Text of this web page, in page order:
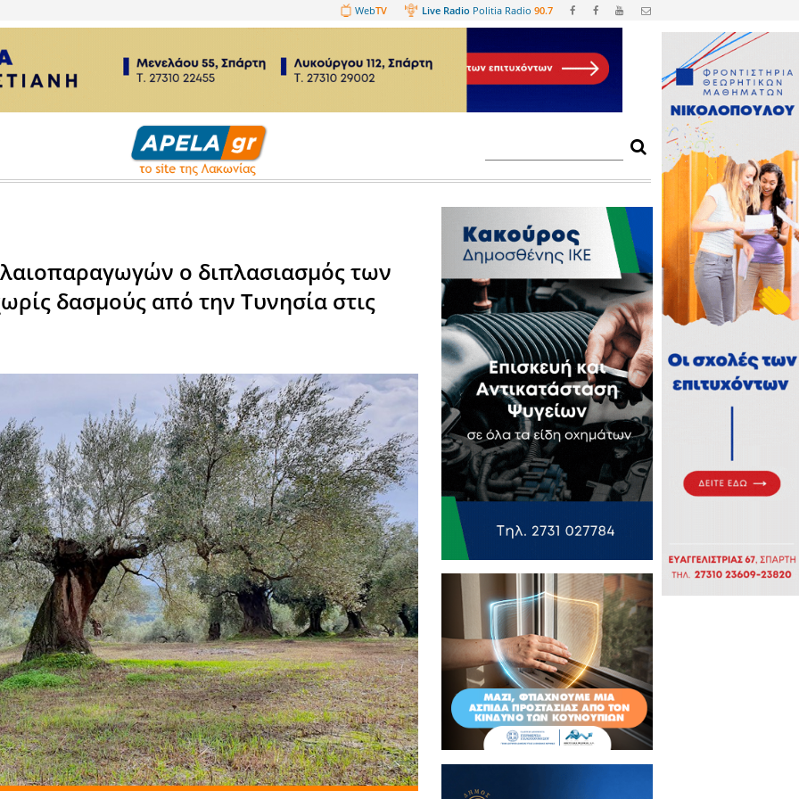
Web TV Live Radio
Αγροτικά
των ελαιοπαραγωγών ο διπλασιασμός των
χωρίς δασμούς από την Τυνησία στις